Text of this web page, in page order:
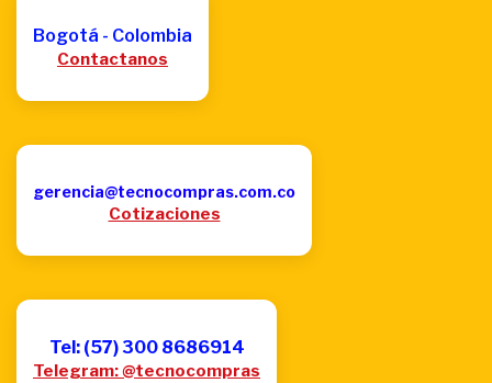
Bogotá - Colombia
Contactanos
gerencia@tecnocompras.com.co
Cotizaciones
Tel: (57) 300 8686914
Telegram: @tecnocompras